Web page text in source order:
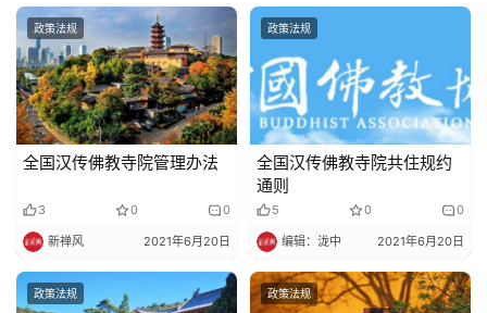
政策法规
全国汉传佛教寺院管理办法
3 0 0
新禅风 2021年6月20日
政策法规
全国汉传佛教寺院共住规约
通则
5 0 0
编辑：泷中 2021年6月20日
政策法规 政策法规